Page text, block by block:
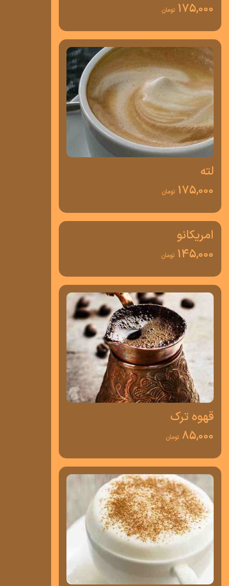
175,000 تومان
لته
175,000 تومان
امریکانو
145,000 تومان
قهوه ترک
85,000 تومان